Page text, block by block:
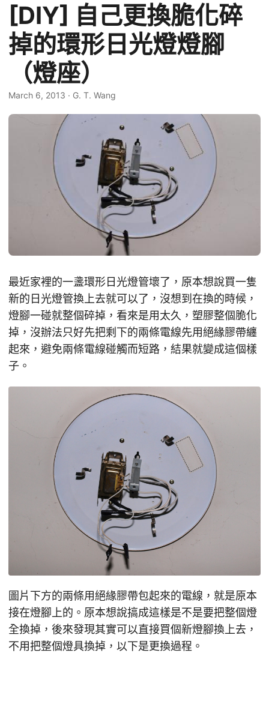
[DIY] 自己更換脆化碎
掉的環形日光燈燈腳
（燈座）
March 6, 2013 · G. T. Wang
最近家裡的一盞環形日光燈管壞了，原本想說買一隻
新的日光燈管換上去就可以了，沒想到在換的時候，
燈腳一碰就整個碎掉，看來是用太久，塑膠整個脆化
掉，沒辦法只好先把剩下的兩條電線先用絕緣膠帶纏
起來，避免兩條電線碰觸而短路，結果就變成這個樣
子。
圖片下方的兩條用絕緣膠帶包起來的電線，就是原本
接在燈腳上的。原本想說搞成這樣是不是要把整個燈
全換掉，後來發現其實可以直接買個新燈腳換上去，
不用把整個燈具換掉，以下是更換過程。